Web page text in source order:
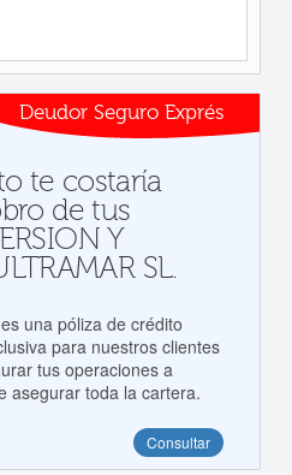
Deudor Seguro Exprés
te costaría
de tus
Y
SL.
una póliza de crédito
para nuestros clientes
tus operaciones a
asegurar toda la cartera.
Consultar